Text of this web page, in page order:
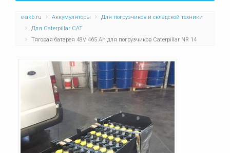
e-akb.ru Аккумуляторы
Для погрузчиков и складской техники
Для Caterpillar CAT
Тяговая батарея 48V 465 Ah для погрузчиков Caterpillar NR 14